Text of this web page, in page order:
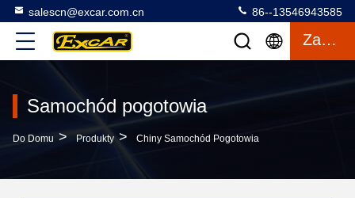
salescn@excar.com.cn 86--13546943585
Zacytować
Samochód pogotowia
Do Domu > Produkty > Chiny Samochód Pogotowia